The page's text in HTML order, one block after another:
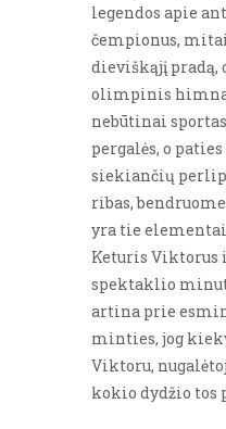
legendos apie
čempionus,
dieviškąjį pradą,
olimpinis
nebūtinai
pergalės, o
siekiančių
ribas,
yra tie
Keturis Viktorus
spektaklio
artina prie
minties, jog
Viktoru,
kokio dydžio tos